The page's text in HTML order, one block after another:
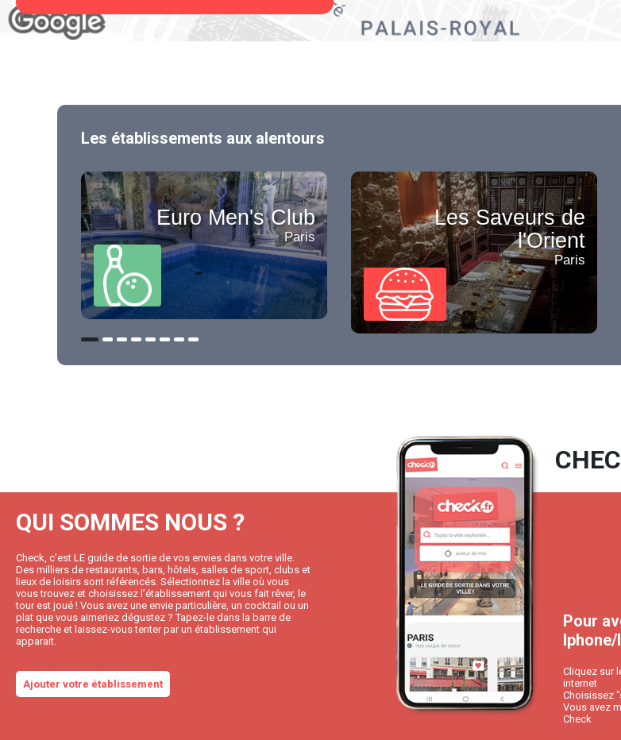
Les établissements aux alentours
Euro Men's Club
Paris
Les Saveurs de
l'Orient
Paris
QUI SOMMES NOUS ?
Check, c’est LE guide de sortie de vos envies dans votre ville.
Des milliers de restaurants, bars, hôtels, salles de sport, clubs et
lieux de loisirs sont référencés. Sélectionnez la ville où vous
vous trouvez et choisissez l’établissement qui vous fait rêver, le
tour est joué ! Vous avez une envie particulière, un cocktail ou un
plat que vous aimeriez dégustez ? Tapez-le dans la barre de
recherche et laissez-vous tenter par un établissement qui
apparait.
Ajouter votre établissement
Pour
Iphone/
Cliquez sur
internet
Choisissez
Vous avez
Check